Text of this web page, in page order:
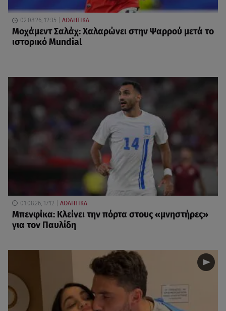
02.08.26, 12:35 ΑΘΛΗΤΙΚΑ
Μοχάμεντ Σαλάχ: Χαλαρώνει στην Ψαρρού μετά το
ιστορικό Mundial
01.08.26, 17:12 ΑΘΛΗΤΙΚΑ
Μπενφίκα: Κλείνει την πόρτα στους «μνηστήρες»
για τον Παυλίδη